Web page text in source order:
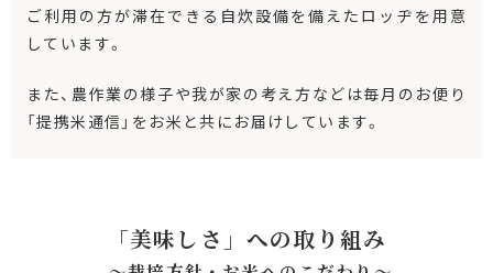
ご利用の方が滞在できる自炊設備を備えたロッヂを用意
しています。
また、農作業の様子や我が家の考え方などは毎月のお便り
「提携米通信」をお米と共にお届けしています。
「美味しさ」への取り組み